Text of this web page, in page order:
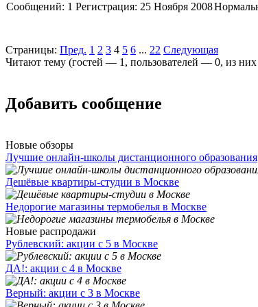
Сообщений: 1 Регистрация: 25 Ноября 2008
Страницы: Пред. 1 2 3 4 5 6 ... 22 Следующая
Читают тему (гостей — 1 , пользователей — 0, из
Добавить сообщение
Новые обзоры
Лучшие онлайн-школы дистанционного образования
Дешёвые квартиры-студии в Москве
Недорогие магазины термобелья в Москве
Новые распродажи
Рублевский: акции с 5 в Москве
ДА!: акции с 4 в Москве
Верный: акции с 3 в Москве